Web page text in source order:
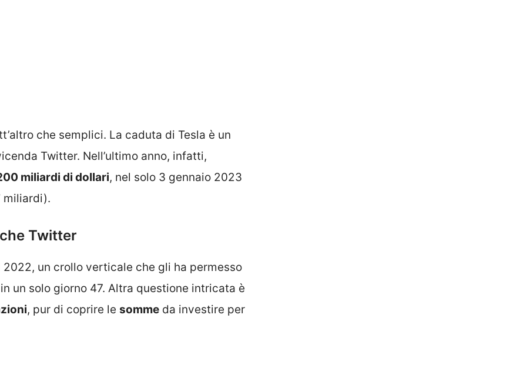
che semplici. La caduta di Tesla è un
Twitter. Nell’ultimo anno, infatti,
miliardi di dollari, nel solo 3 gennaio 2023
miliardi).
Twitter
un crollo verticale che gli ha permesso
un solo giorno 47. Altra questione intricata è
, pur di coprire le somme da investire per